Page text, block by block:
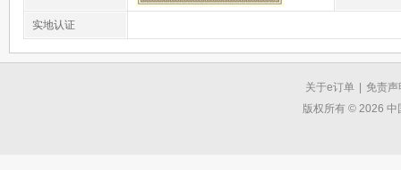
实地认证
关于e订单
免责声
版权所有 © 2026